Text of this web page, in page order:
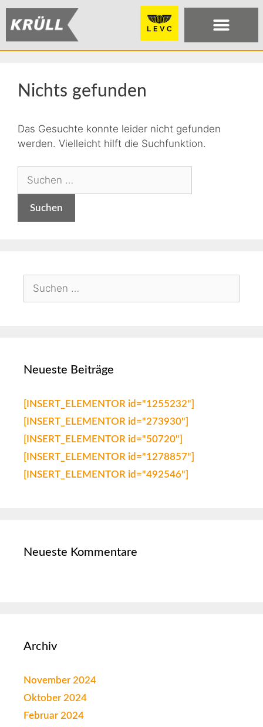
Nichts gefunden
Das Gesuchte konnte leider nicht gefunden
werden. Vielleicht hilft die Suchfunktion.
Neueste Beiträge
[INSERT_ELEMENTOR id="1255232"]
[INSERT_ELEMENTOR id="273930"]
[INSERT_ELEMENTOR id="50720"]
[INSERT_ELEMENTOR id="1278857"]
[INSERT_ELEMENTOR id="492546"]
Neueste Kommentare
Archiv
November 2024
Oktober 2024
Februar 2024